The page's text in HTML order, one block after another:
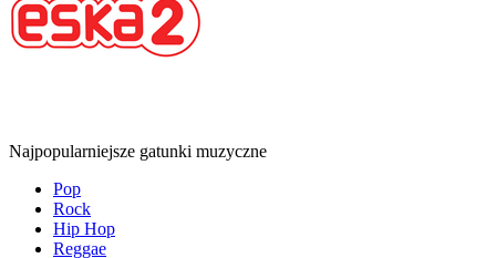
Najpopularniejsze gatunki muzyczne
Pop
Rock
Hip Hop
Reggae